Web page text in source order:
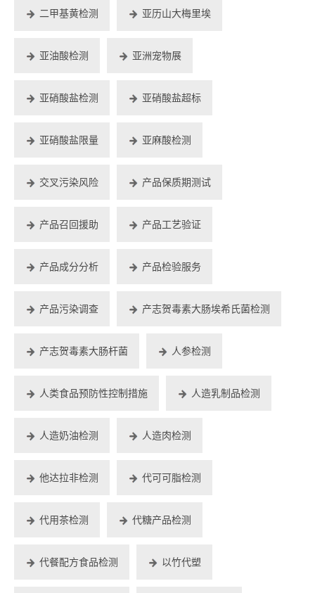
二甲基黄检测 亚历山大梅里埃
亚油酸检测 亚洲宠物展
亚硝酸盐检测 亚硝酸盐超标
亚硝酸盐限量 亚麻酸检测
交叉污染风险 产品保质期测试
产品召回援助 产品工艺验证
产品成分分析 产品检验服务
产品污染调查 产志贺毒素大肠埃希氏菌检测
产志贺毒素大肠杆菌 人参检测
人类食品预防性控制措施 人造乳制品检测
人造奶油检测 人造肉检测
他达拉非检测 代可可脂检测
代用茶检测 代糖产品检测
代餐配方食品检测 以竹代塑